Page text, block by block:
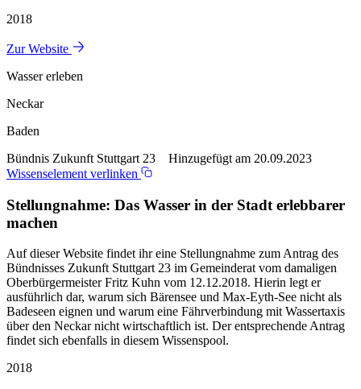
2018
Zur Website
Wasser erleben
Neckar
Baden
Bündnis Zukunft Stuttgart 23 Hinzugefügt am 20.09.2023
Wissenselement verlinken
Stellungnahme: Das Wasser in der Stadt erlebbarer
machen
Auf dieser Website findet ihr eine Stellungnahme zum Antrag des
Bündnisses Zukunft Stuttgart 23 im Gemeinderat vom damaligen
Oberbürgermeister Fritz Kuhn vom 12.12.2018. Hierin legt er
ausführlich dar, warum sich Bärensee und Max-Eyth-See nicht als
Badeseen eignen und warum eine Fährverbindung mit Wassertaxis
über den Neckar nicht wirtschaftlich ist. Der entsprechende Antrag
findet sich ebenfalls in diesem Wissenspool.
2018